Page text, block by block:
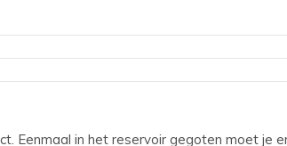
Eenmaal in het reservoir gegoten moet je